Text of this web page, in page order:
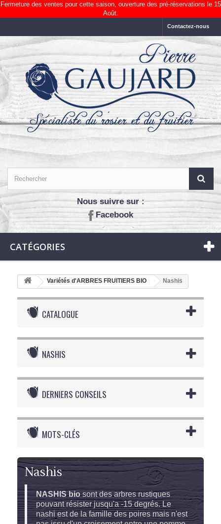
Fermeture des ventes pour cette saison, ouverture des pré-réservations le 15
Août.
Contactez-nous
Nous suivre sur :
Facebook
CATÉGORIES
Variétés d'ARBRES FRUITIERS BIO Nashis
CATALOGUE
NASHIS
DERNIERS CONSEILS
MOTS-CLÉS
Nashis
NASHIS biosont des arbres rustiques
pouvant résister jusqu'a -15 degrés. Le
nashi est de la famille des poires mais n'est